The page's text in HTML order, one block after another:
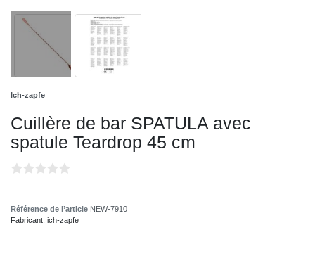
Ich-zapfe
Cuillère de bar SPATULA avec
spatule Teardrop 45 cm
Référence de l’article NEW-7910
Fabricant: ich-zapfe